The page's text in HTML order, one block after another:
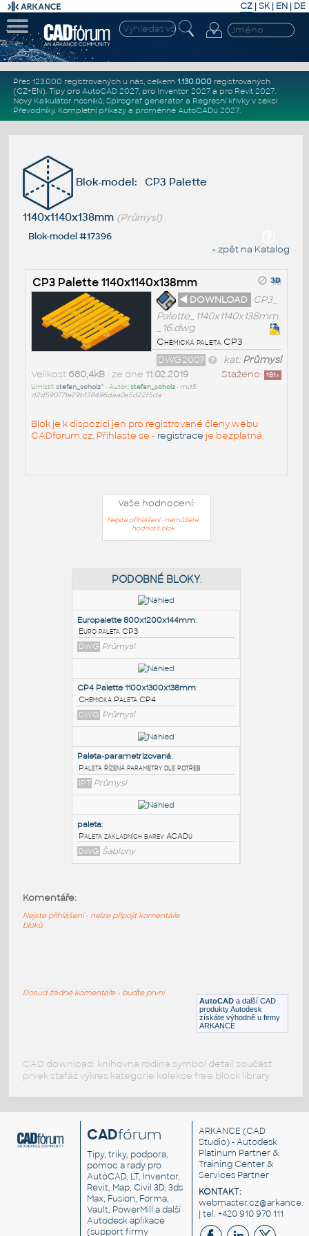
CZ | SK| EN | DE
Přes 123.000 registrovaných u nás, celkem 1.130.000registrovaných
(CZ+EN). Tipy pro AutoCAD 2027, pro Inventor 2027a pro Revit 2027.
Nový Kalkulátor nosníků, Spirograf generátor a Regresní křivkyv sekci
Převodníky. Kompletní příkazya proměnné AutoCADu 2027.
Blok-model: CP3 Palette
1140x1140x138mm (Průmysl)
Blok-model #17396
« zpět na Katalog
CP3 Palette 1140x1140x138mm
◄ DOWNLOAD
CP3_
Palette_1140x1140x138mm
_16.dwg
Chemická paleta CP3
kat:Průmysl
DWG2007
Staženo: 181x
Velikost 680,4kB• ze dne 11.02.2019
Umístil:stefan_scholz^ • Autor:stefan_scholz• md5:
d2d590771e29b138496daa0a5d22f5da
Blok je k dispozici jen pro registrované členy webu
CADforum.cz. Přihlaste se - registrace je bezplatná.
Vaše hodnocení:
Nejste přihlášeni - nemůžete
hodnotit blok
PODOBNÉ BLOKY
Europalette 800x1200x144mm:
Euro paleta CP3
DWG Průmysl
CP4 Palette 1100x1300x138mm
Chemická Paleta CP4
DWG Průmysl
IPT Průmysl
AutoCAD a další CAD
produkty Autodesk
získáte výhodně u firmy
ARKANCE
Komentáře:
Nejste přihlášeni - nelze připojit komentáře
bloků
Dosud žádné komentáře - buďte první
CAD download: knihovna rodina symbol detail součást
prvek stafáž výkres kategorie kolekce free block library
CADfórum
Tipy, triky, podpora,
pomoc a rady pro
AutoCAD, LT, Inventor,
Revit, Map, Civil 3D, 3ds
Max, Fusion, Forma,
Vault, PowerMill a další
Autodesk aplikace
(support firmy
ARKANCE (CAD
Studio) - Autodesk
Platinum Partner &
Training Center &
Services Partner
KONTAKT:
| tel. +420 910 970 111